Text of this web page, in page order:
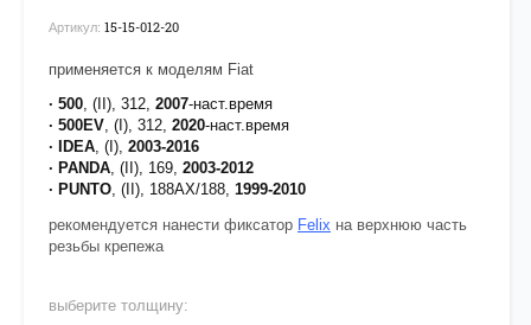
Артикул: 15-15-012-20
применяется к моделям Fiat
· 500 , (II), 312, 2007-наст.время
· 500EV , (I), 312, 2020-наст.время
· IDEA , (I), 2003-2016
· PANDA , (II), 169, 2003-2012
· PUNTO , (II), 188AX/188, 1999-2010
рекомендуется нанести фиксатор Felix на верхнюю часть
резьбы крепежа
выберите толщину: